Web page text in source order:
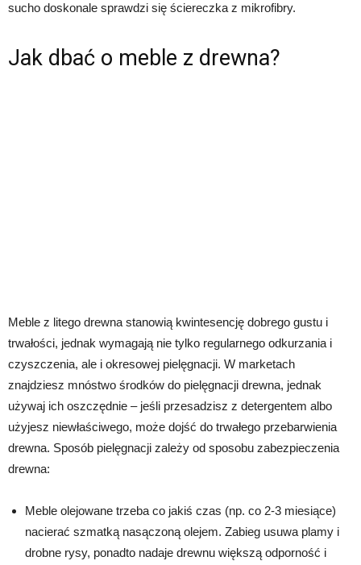
sucho doskonale sprawdzi się ściereczka z mikrofibry.
Jak dbać o meble z drewna?
Meble z litego drewna stanowią kwintesencję dobrego gustu i
trwałości, jednak wymagają nie tylko regularnego odkurzania i
czyszczenia, ale i okresowej pielęgnacji. W marketach
znajdziesz mnóstwo środków do pielęgnacji drewna, jednak
używaj ich oszczędnie – jeśli przesadzisz z detergentem albo
użyjesz niewłaściwego, może dojść do trwałego przebarwienia
drewna. Sposób pielęgnacji zależy od sposobu zabezpieczenia
drewna:
Meble olejowane trzeba co jakiś czas (np. co 2-3 miesiące)
nacierać szmatką nasączoną olejem. Zabieg usuwa plamy i
drobne rysy, ponadto nadaje drewnu większą odporność i